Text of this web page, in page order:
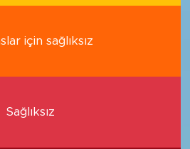
için sağlıksız
Sağlıksız